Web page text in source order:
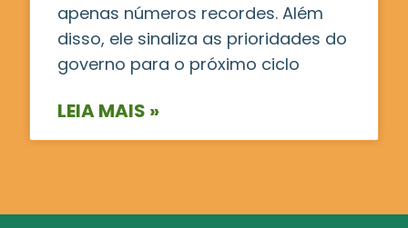
apenas números recordes. Além
disso, ele sinaliza as prioridades do
governo para o próximo ciclo
LEIA MAIS »